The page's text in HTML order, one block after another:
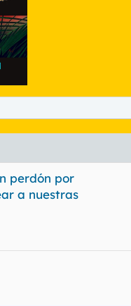
perdón por
a nuestras